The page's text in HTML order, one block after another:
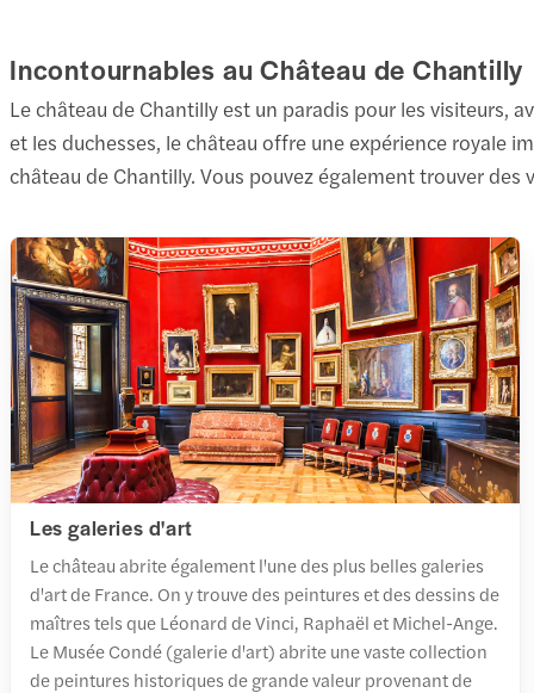
Incontournables au Château de Chantilly
Le château de Chantilly est un paradis pour les visiteurs,
et les duchesses, le château offre une expérience royale
château de Chantilly. Vous pouvez également trouver
Les galeries d'art
Le château abrite également l'une des plus belles galeries
d'art de France. On y trouve des peintures et des dessins de
maîtres tels que Léonard de Vinci, Raphaël et Michel-Ange.
Le Musée Condé (galerie d'art) abrite une vaste collection
de peintures historiques de grande valeur provenant de